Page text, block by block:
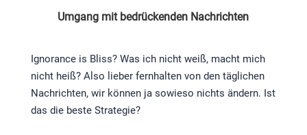
Umgang mit bedrückenden Nachrichten
Ignorance is Bliss? Was ich nicht weiß, macht mich
nicht heiß? Also lieber fernhalten von den täglichen
Nachrichten, wir können ja sowieso nichts ändern. Ist
das die beste Strategie?